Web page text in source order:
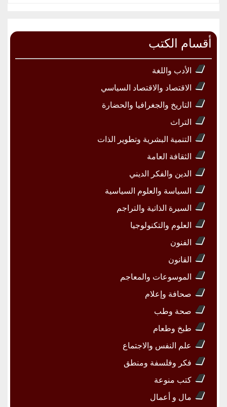
أقسام الكتب
الأدب واللغة
الاقتصاد والاقتصاد السياسي
التاريخ والجغرافيا والحضارة
التراث
التنمية البشرية وتطوير الذات
الثقافة العامة
الدين والفكر الديني
السياسة والعلوم السياسية
السيرة الذاتية والتراجم
العلوم والتكنولوجيا
الفنون
القانون
الموسوعات والمعاجم
صحافة وإعلام
صحة وطب
طبخ وطعام
علم النفس والاجتماع
فكر وفلسفة ومنطق
كتب منوعة
مال و أعمال